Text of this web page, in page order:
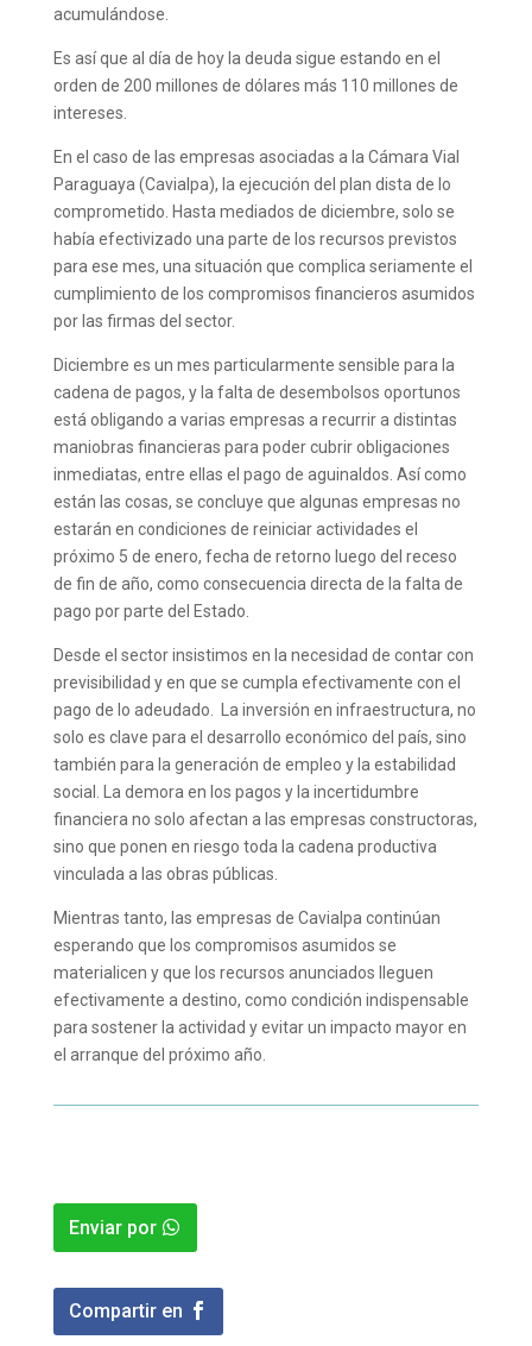
acumulándose.
Es así que al día de hoy la deuda sigue estando en el
orden de 200 millones de dólares más 110 millones de
intereses.
En el caso de las empresas asociadas a la Cámara Vial
Paraguaya (Cavialpa), la ejecución del plan dista de lo
comprometido. Hasta mediados de diciembre, solo se
había efectivizado una parte de los recursos previstos
para ese mes, una situación que complica seriamente el
cumplimiento de los compromisos financieros asumidos
por las firmas del sector.
Diciembre es un mes particularmente sensible para la
cadena de pagos, y la falta de desembolsos oportunos
está obligando a varias empresas a recurrir a distintas
maniobras financieras para poder cubrir obligaciones
inmediatas, entre ellas el pago de aguinaldos. Así como
están las cosas, se concluye que algunas empresas no
estarán en condiciones de reiniciar actividades el
próximo 5 de enero, fecha de retorno luego del receso
de fin de año, como consecuencia directa de la falta de
pago por parte del Estado.
Desde el sector insistimos en la necesidad de contar con
previsibilidad y en que se cumpla efectivamente con el
pago de lo adeudado. La inversión en infraestructura, no
solo es clave para el desarrollo económico del país, sino
también para la generación de empleo y la estabilidad
social. La demora en los pagos y la incertidumbre
financiera no solo afectan a las empresas constructoras,
sino que ponen en riesgo toda la cadena productiva
vinculada a las obras públicas.
Mientras tanto, las empresas de Cavialpa continúan
esperando que los compromisos asumidos se
materialicen y que los recursos anunciados lleguen
efectivamente a destino, como condición indispensable
para sostener la actividad y evitar un impacto mayor en
el arranque del próximo año.
Enviar por
Compartir en